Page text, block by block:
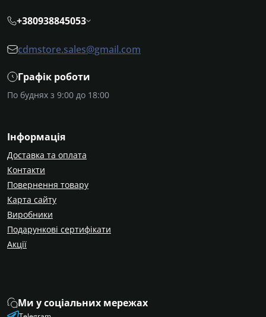
+380938845053
cdmstore.sales@gmail.com
Графік роботи
По буднях з 9:00 до 18:00
Інформація
Доставка та оплата
Контакти
Повернення товару
Карта сайту
Виробники
Подарункові сертифікати
Акції
Ми у соціальних мережах